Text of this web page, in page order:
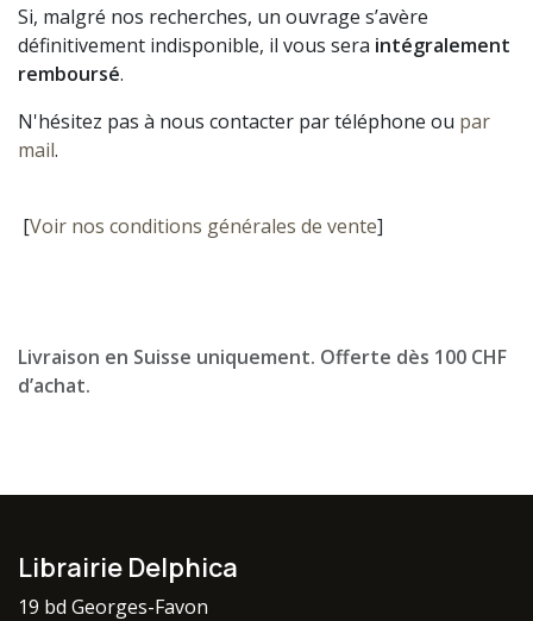
Si, malgré nos recherches, un ouvrage s’avère
définitivement indisponible, il vous sera intégralement
remboursé.
N'hésitez pas à nous contacter par téléphone ou par
mail.
[Voir nos conditions générales de vente]
Livraison en Suisse uniquement. Offerte dès 100 CHF
d’achat.
Librairie Delphica
19 bd Georges-Favon